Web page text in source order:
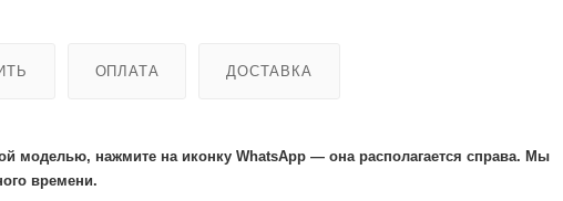
ОПЛАТА ДОСТАВКА
моделью, нажмите на иконку WhatsApp — она располагается справа. Мы
времени.